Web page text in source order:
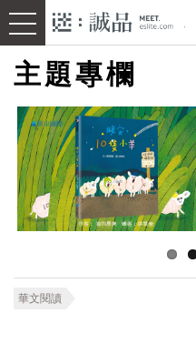
主題專欄
華文閱讀